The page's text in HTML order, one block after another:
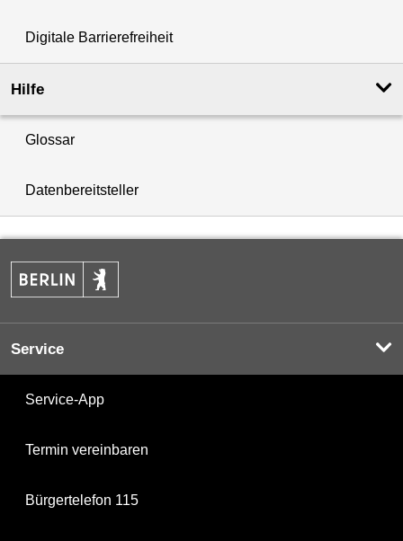
Digitale Barrierefreiheit
Hilfe
Glossar
Datenbereitsteller
Service
Service-App
Termin vereinbaren
Bürgertelefon 115